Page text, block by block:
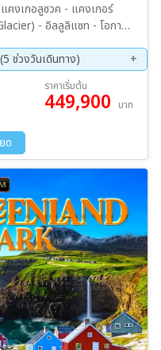
แคงเกอลูซวค - แคงเกอร์
- อิลลูลิแซท - โอกา
Glacier)(Hilight) - อิลิมินาค
ดินบนธารน้ำแข็ง - อิลลูลิแซท
งหลวง) – กิจกรรมล่องเรือชม
- หมู่บ้านร้างเกอร์นัค
ช่วงวันเดินทาง)
17 มิ.ย 70 - 30 มิ.ย 70
07 ส.ค. 70 - 20 ส.ค. 70
ราคาเริ่มต้น
449,900 บาท
ด